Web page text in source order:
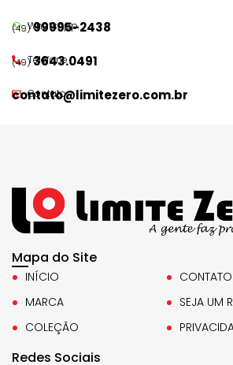
WhatsApp
(49)99995-2438
Telefone
(49)3643.0491
Contato
contato@limitezero.com.br
Mapa do Site
INÍCIO
MARCA
COLEÇÃO
CONTATO
SEJA UM
Redes Sociais